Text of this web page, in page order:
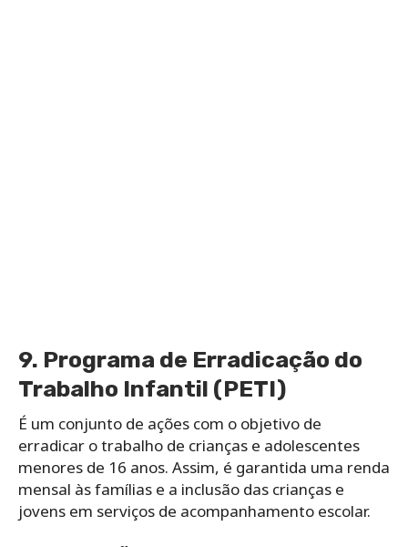
9. Programa de Erradicação do
Trabalho Infantil (PETI)
É um conjunto de ações com o objetivo de
erradicar o trabalho de crianças e adolescentes
menores de 16 anos. Assim, é garantida uma renda
mensal às famílias e a inclusão das crianças e
jovens em serviços de acompanhamento escolar.